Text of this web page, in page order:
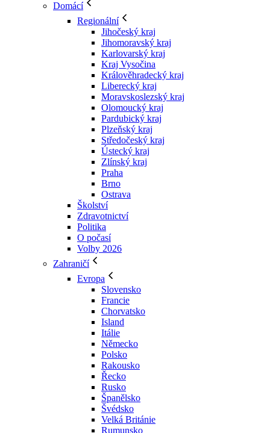
Domácí
Regionální
Jihočeský kraj
Jihomoravský kraj
Karlovarský kraj
Kraj Vysočina
Králověhradecký kraj
Liberecký kraj
Moravskoslezský kraj
Olomoucký kraj
Pardubický kraj
Plzeňský kraj
Středočeský kraj
Ústecký kraj
Zlínský kraj
Praha
Brno
Ostrava
Školství
Zdravotnictví
Politika
O počasí
Volby 2026
Zahraničí
Evropa
Slovensko
Francie
Chorvatsko
Island
Itálie
Německo
Polsko
Rakousko
Řecko
Rusko
Španělsko
Švédsko
Velká Británie
Rumunsko